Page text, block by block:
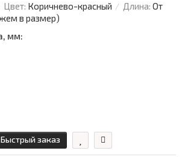
Цвет: Коричнево-красный Длина: От
в размер)
мм:
Быстрый заказ